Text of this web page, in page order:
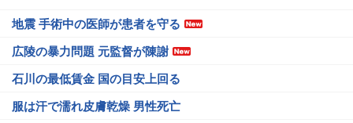
地震 手術中の医師が患者を守る
広陵の暴力問題 元監督が陳謝
石川の最低賃金 国の目安上回る
服は汗で濡れ皮膚乾燥 男性死亡